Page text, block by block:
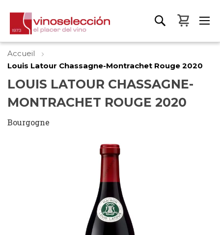
Mon
Accueil
Louis Latour Chassagne-Montrachet Rouge 2020
LOUIS LATOUR CHASSAGNE-
MONTRACHET ROUGE 2020
Bourgogne